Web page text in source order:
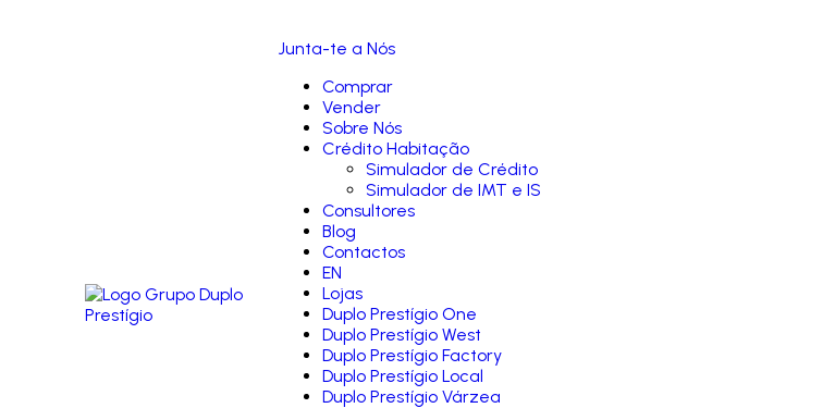
Junta-te a Nós
Comprar
Vender
Sobre Nós
Crédito Habitação
Simulador de Crédito
Simulador de IMT e IS
Consultores
Blog
Contactos
EN
Lojas
Duplo Prestígio One
Duplo Prestígio West
Duplo Prestígio Factory
Duplo Prestígio Local
Duplo Prestígio Várzea